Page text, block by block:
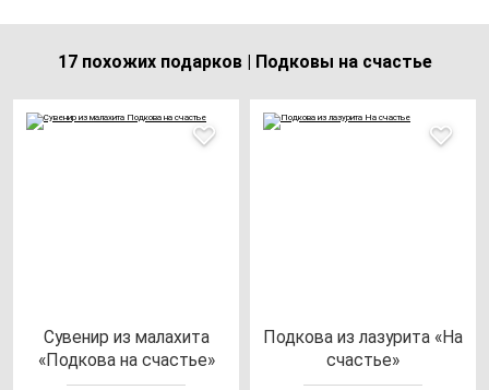
17 похожих подарков | Подковы на счастье
Суве­нир из ма­ла­хи­та
«Под­ко­ва на счастье»
Под­ко­ва из ла­зу­ри­та «На
счастье»